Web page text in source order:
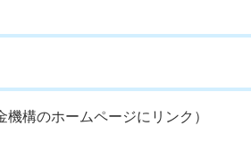
構のホームページにリンク）